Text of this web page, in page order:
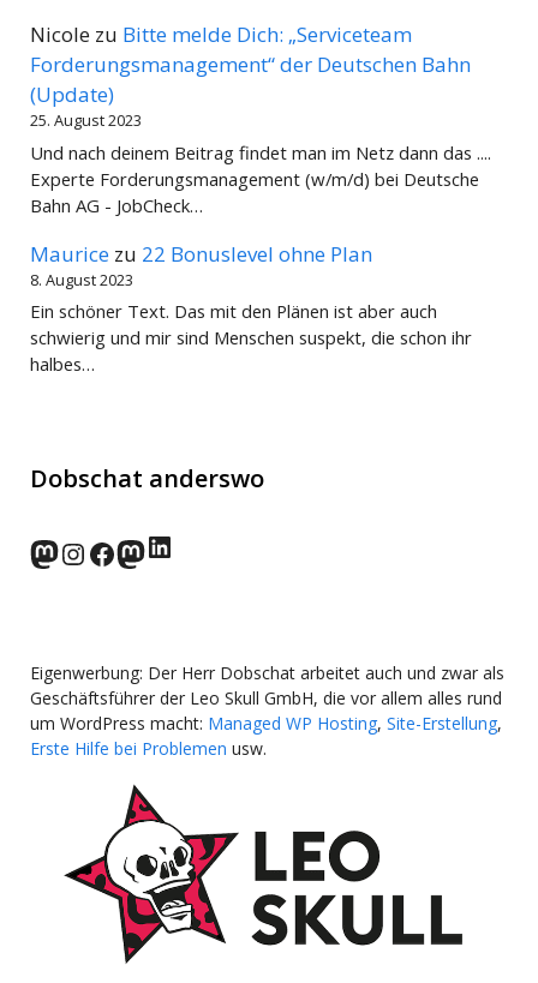
Nicole zu Bitte melde Dich: „Serviceteam
Forderungsmanagement“ der Deutschen Bahn
(Update)
25. August 2023
Und nach deinem Beitrag findet man im Netz dann das ....
Experte Forderungsmanagement (w/m/d) bei Deutsche
Bahn AG - JobCheck…
Maurice zu 22 Bonuslevel ohne Plan
8. August 2023
Ein schöner Text. Das mit den Plänen ist aber auch
schwierig und mir sind Menschen suspekt, die schon ihr
halbes…
Dobschat anderswo
norden.social
Instagram
Facebook
wp-punks.social
LinkedIn
Eigenwerbung: Der Herr Dobschat arbeitet auch und zwar als
Geschäftsführer der Leo Skull GmbH, die vor allem alles rund
um WordPress macht: Managed WP Hosting, Site-Erstellung,
Erste Hilfe bei Problemen usw.